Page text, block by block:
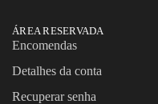
ÁREA RESERVADA
Encomendas
Detalhes da conta
Recuperar senha